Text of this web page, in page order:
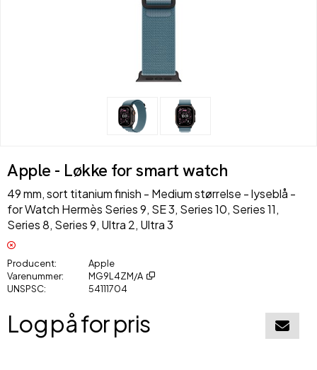
Apple - Løkke for smart watch
49 mm, sort titanium finish - Medium størrelse - lyseblå -
for Watch Hermès Series 9, SE 3, Series 10, Series 11,
Series 8, Series 9, Ultra 2, Ultra 3
Producent
Apple
Varenummer
MG9L4ZM/A
UNSPSC
54111704
Log på for pris Føj til